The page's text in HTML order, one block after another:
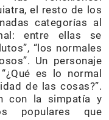
el resto de los
categorías al
entre ellas se
“los normales
Un personaje
es lo normal
de las cosas?”.
con la simpatía y
populares que